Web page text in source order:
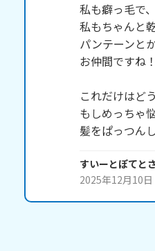
私も癖っ毛で
私もちゃんと
パンテーンと
お仲間ですね
これだけは
もしめっちゃ
髪をぱっつん
すいーとぽてと
2025年12月10日